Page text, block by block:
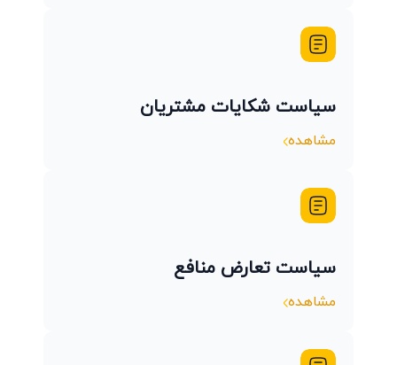
سیاست شکایات مشتریان
مشاهده
سیاست تعارض منافع
مشاهده